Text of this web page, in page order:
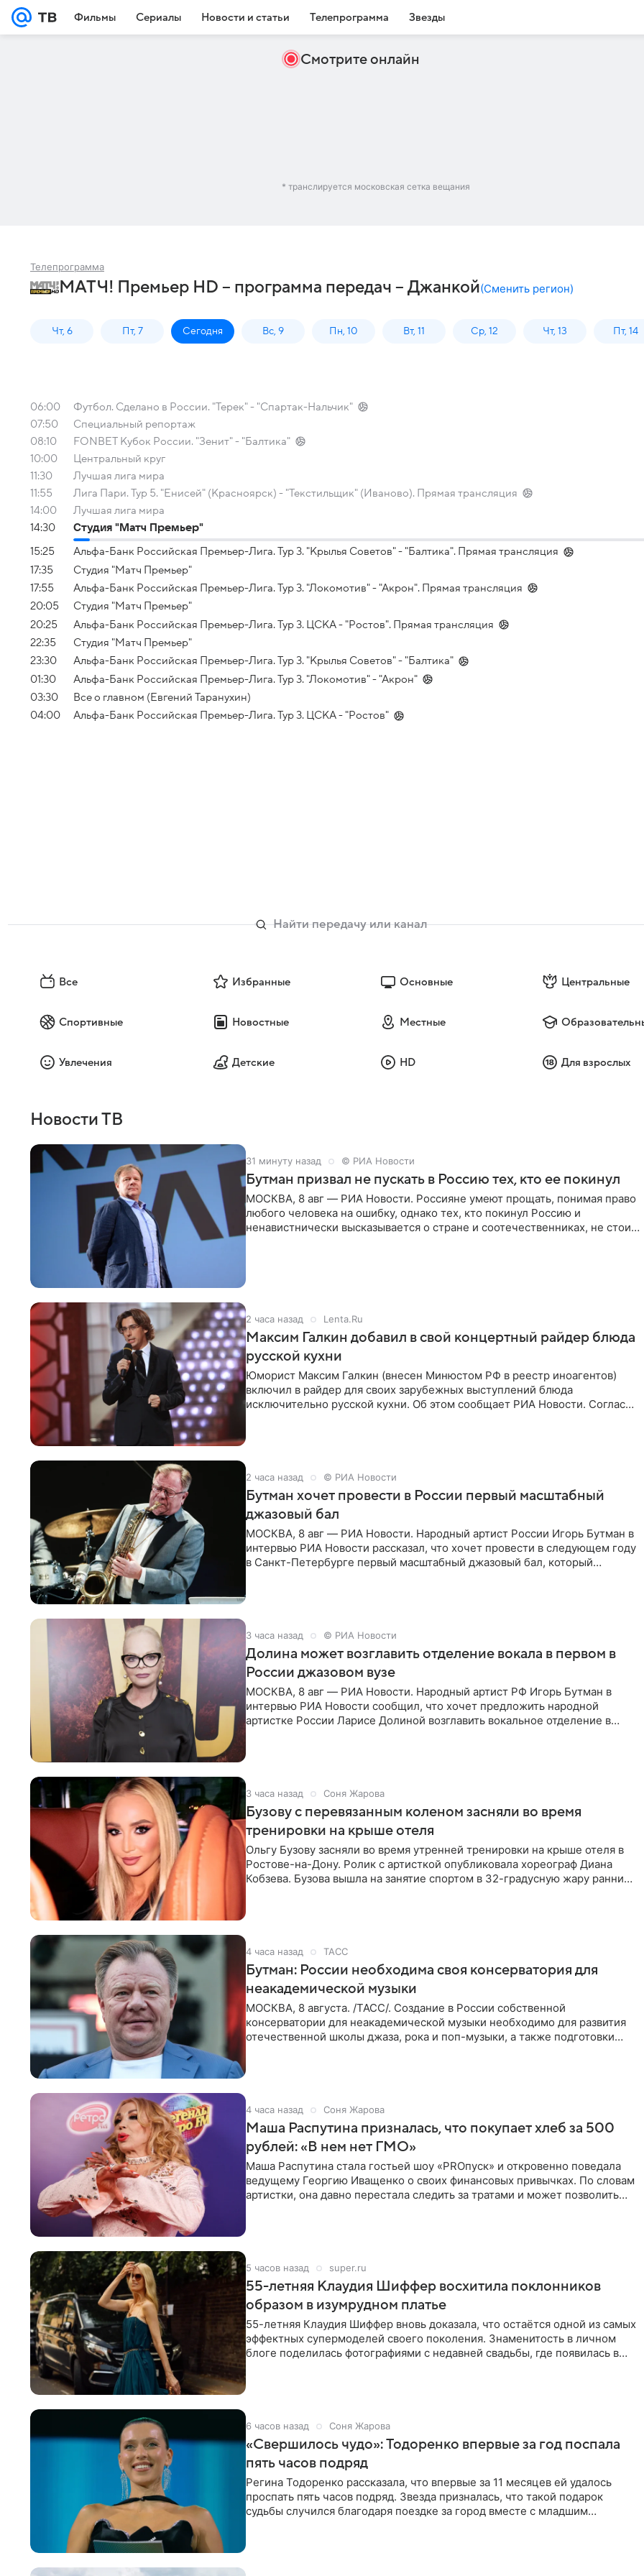
Фильмы Сериалы Новости и статьи Телепрограмма Звезды
Смотрите онлайн
* транслируется московская сетка вещания
Телепрограмма
МАТЧ! Премьер HD – программа передач – Джанкой(Сменить регион)
Чт, 6 Пт, 7 Сегодня Вс, 9 Пн, 10 Вт, 11 Ср, 12 Чт, 13 Пт, 14
06:00
Футбол. Сделано в России. "Терек" - "Спартак-Нальчик"
07:50
Специальный репортаж
08:10
FONBET Кубок России. "Зенит" - "Балтика"
10:00
Центральный круг
11:30
Лучшая лига мира
11:55
Лига Пари. Тур 5. "Енисей" (Красноярск) - "Текстильщик" (Иваново). Прямая трансляция
14:00
Лучшая лига мира
14:30
Студия "Матч Премьер"
15:25
Альфа-Банк Российская Премьер-Лига. Тур 3. "Крылья Советов" - "Балтика". Прямая трансляция
17:35
Студия "Матч Премьер"
17:55
Альфа-Банк Российская Премьер-Лига. Тур 3. "Локомотив" - "Акрон". Прямая трансляция
20:05
Студия "Матч Премьер"
20:25
Альфа-Банк Российская Премьер-Лига. Тур 3. ЦСКА - "Ростов". Прямая трансляция
22:35
Студия "Матч Премьер"
23:30
Альфа-Банк Российская Премьер-Лига. Тур 3. "Крылья Советов" - "Балтика"
01:30
Альфа-Банк Российская Премьер-Лига. Тур 3. "Локомотив" - "Акрон"
03:30
Все о главном (Евгений Таранухин)
04:00
Альфа-Банк Российская Премьер-Лига. Тур 3. ЦСКА - "Ростов"
Все Избранные Основные Центральные
Спортивные Новостные Местные
Увлечения Детские HD Для взрослых
Новости ТВ
31 минуту назад © РИА Новости
Бутман призвал не пускать в Россию тех, кто ее покинул
МОСКВА, 8 авг — РИА Новости. Россияне умеют прощать, понимая право
любого человека на ошибку, однако тех, кто покинул Россию и
ненавистнически высказывается о стране и соотечественниках, не стоит
2 часа назад Lenta.Ru
Максим Галкин добавил в свой концертный райдер блюда
русской кухни
Юморист Максим Галкин (внесен Минюстом РФ в реестр иноагентов)
включил в райдер для своих зарубежных выступлений блюда
исключительно русской кухни. Об этом сообщает РИА Новости. Согласно
2 часа назад © РИА Новости
Бутман хочет провести в России первый масштабный
джазовый бал
МОСКВА, 8 авг — РИА Новости. Народный артист России Игорь Бутман в
интервью РИА Новости рассказал, что хочет провести в следующем году
в Санкт-Петербурге первый масштабный джазовый бал, который
3 часа назад © РИА Новости
Долина может возглавить отделение вокала в первом в
России джазовом вузе
МОСКВА, 8 авг — РИА Новости. Народный артист РФ Игорь Бутман в
интервью РИА Новости сообщил, что хочет предложить народной
артистке России Ларисе Долиной возглавить вокальное отделение в
3 часа назад Соня Жарова
Бузову с перевязанным коленом засняли во время
тренировки на крыше отеля
Ольгу Бузову засняли во время утренней тренировки на крыше отеля в
Ростове-на-Дону. Ролик с артисткой опубликовала хореограф Диана
Кобзева. Бузова вышла на занятие спортом в 32-градусную жару ранним
4 часа назад ТАСС
Бутман: России необходима своя консерватория для
неакадемической музыки
МОСКВА, 8 августа. /ТАСС/. Создание в России собственной
консерватории для неакадемической музыки необходимо для развития
отечественной школы джаза, рока и поп-музыки, а также подготовки
4 часа назад Соня Жарова
Маша Распутина призналась, что покупает хлеб за 500
рублей: «В нем нет ГМО»
Маша Распутина стала гостьей шоу «PROпуск» и откровенно поведала
ведущему Георгию Иващенко о своих финансовых привычках. По словам
артистки, она давно перестала следить за тратами и может позволить
5 часов назад super.ru
55-летняя Клаудия Шиффер восхитила поклонников
образом в изумрудном платье
55-летняя Клаудия Шиффер вновь доказала, что остаётся одной из самых
эффектных супермоделей своего поколения. Знаменитость в личном
блоге поделилась фотографиями с недавней свадьбы, где появилась в
6 часов назад Соня Жарова
«Свершилось чудо»: Тодоренко впервые за год поспала
пять часов подряд
Регина Тодоренко рассказала, что впервые за 11 месяцев ей удалось
проспать пять часов подряд. Звезда призналась, что такой подарок
судьбы случился благодаря поездке за город вместе с младшим